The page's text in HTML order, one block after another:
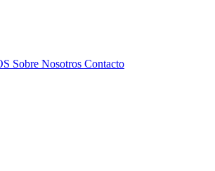
Sobre Nosotros Contacto